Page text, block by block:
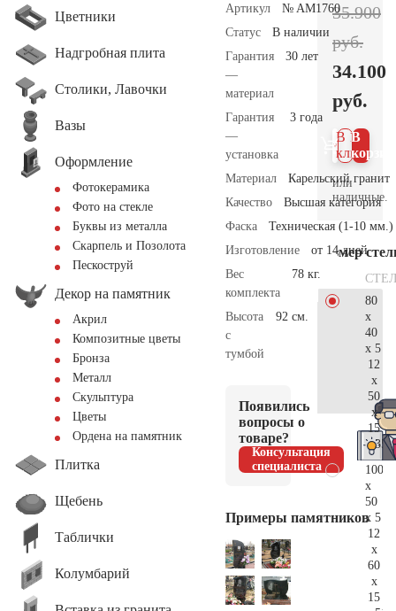
Цветники
Надгробная плита
Столики, Лавочки
Вазы
Оформление
Фотокерамика
Фото на стекле
Буквы из металла
Скарпель и Позолота
Пескоструй
Декор на памятник
Акрил
Композитные цветы
Бронза
Металл
Скульптура
Цветы
Ордена на памятник
Плитка
Щебень
Таблички
Колумбарий
Артикул
№ AM1760
Статус
В наличии
Гарантия
—
материал
30 лет
Гарантия
—
установка
3 года
Материал
Карельский гранит
Качество
Высшая категория
Фаска
Техническая (1-10 мм.)
Изготовление
от 14 дней
Вес
комплекта
78 кг.
Высота
с
тумбой
92 см.
Появились
вопросы о
товаре?
Консультация
специалиста
Примеры памятников
35.900
руб.
34.100
руб.
В
В 1
клик
или
наличные.
Размер
80
x
40
x 5
12
x
50
x
15
100
x
50
x 5
12
x
60
x
15